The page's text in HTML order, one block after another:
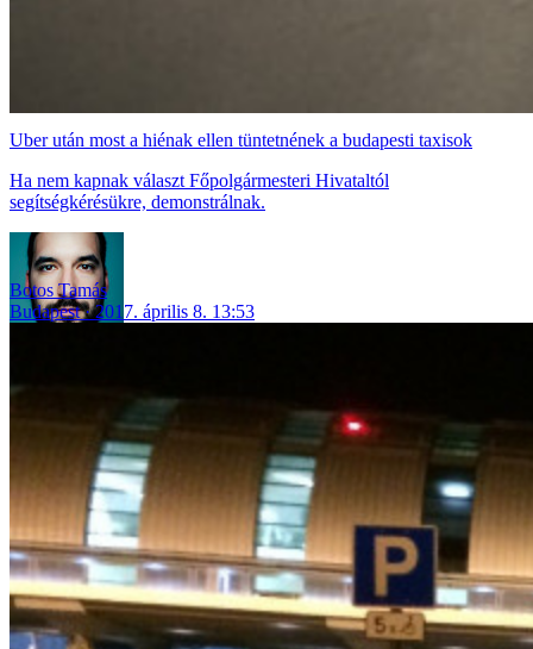
Uber után most a hiénak ellen tüntetnének a budapesti taxisok
Ha nem kapnak választ Főpolgármesteri Hivataltól
segítségkérésükre, demonstrálnak.
Botos Tamás
Budapest
2017. április 8. 13:53